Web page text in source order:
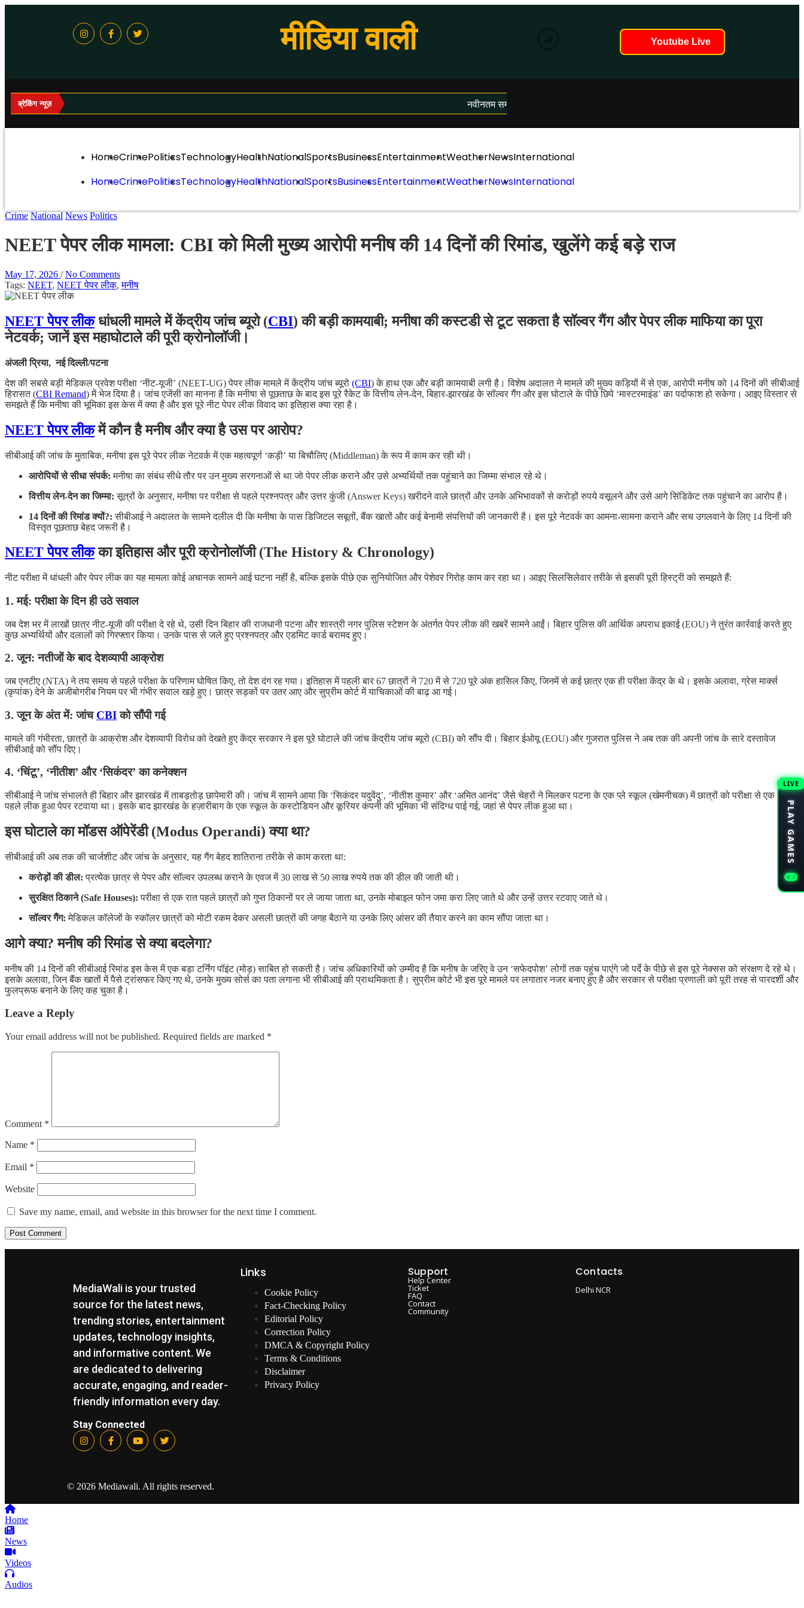
मीडिया वाली 🌙 Youtube Live
ब्रेकिंग न्यूज़ नवीनतम समाचार लोड हो रहे हैं...
HomeCrimePoliticsTechnologyHealthNationalSportsBusinessEntertainmentWeatherNewsInternational
HomeCrimePoliticsTechnologyHealthNationalSportsBusinessEntertainmentWeatherNewsInternational
Crime National News Politics
NEET पेपर लीक मामला: CBI को मिली मुख्य आरोपी मनीष की 14 दिनों की रिमांड, खुलेंगे कई बड़े राज
May 17, 2026 / No Comments
Tags: NEET, NEET पेपर लीक,मनीष
NEET पेपर लीकधांधली मामले में केंद्रीय जांच ब्यूरो (CBI) की बड़ी कामयाबी; मनीषा की कस्टडी से टूट सकता है सॉल्वर गैंग और पेपर लीक माफिया का पूरा
नेटवर्क; जानें इस महाघोटाले की पूरी क्रोनोलॉजी।
अंजली प्रिया, नई दिल्ली/पटना
देश की सबसे बड़ी मेडिकल प्रवेश परीक्षा ‘नीट-यूजी’ (NEET-UG) पेपर लीक मामले में केंद्रीय जांच ब्यूरो (CBI) के हाथ एक और बड़ी कामयाबी लगी है। विशेष अदालत ने मामले की मुख्य कड़ियों में से एक, आरोपी मनीष को 14 दिनों की सीबीआई
हिरासत (CBI Remand) में भेज दिया है। जांच एजेंसी का मानना है कि मनीषा से पूछताछ के बाद इस पूरे रैकेट के वित्तीय लेन-देन, बिहार-झारखंड के सॉल्वर गैंग और इस घोटाले के पीछे छिपे ‘मास्टरमाइंड’ का पर्दाफाश हो सकेगा। आइए विस्तार से
समझते हैं कि मनीषा की भूमिका इस केस में क्या है और इस पूरे नीट पेपर लीक विवाद का इतिहास क्या रहा है।
NEET पेपर लीकमें कौन है मनीष और क्या है उस पर आरोप?
सीबीआई की जांच के मुताबिक, मनीषा इस पूरे पेपर लीक नेटवर्क में एक महत्वपूर्ण ‘कड़ी’ या बिचौलिए (Middleman) के रूप में काम कर रही थी।
आरोपियों से सीधा संपर्क: मनीषा का संबंध सीधे तौर पर उन मुख्य सरगनाओं से था जो पेपर लीक कराने और उसे अभ्यर्थियों तक पहुंचाने का जिम्मा संभाल रहे थे।
वित्तीय लेन-देन का जिम्मा: सूत्रों के अनुसार, मनीषा पर परीक्षा से पहले प्रश्नपत्र और उत्तर कुंजी (Answer Keys) खरीदने वाले छात्रों और उनके अभिभावकों से करोड़ों रुपये वसूलने और उसे आगे सिंडिकेट तक पहुंचाने का आरोप है।
14 दिनों की रिमांड क्यों?: सीबीआई ने अदालत के सामने दलील दी कि मनीषा के पास डिजिटल सबूतों, बैंक खातों और कई बेनामी संपत्तियों की जानकारी है। इस पूरे नेटवर्क का आमना-सामना कराने और सच उगलवाने के लिए 14 दिनों की
विस्तृत पूछताछ बेहद जरूरी है।
NEET पेपर लीकका इतिहास और पूरी क्रोनोलॉजी (The History & Chronology)
नीट परीक्षा में धांधली और पेपर लीक का यह मामला कोई अचानक सामने आई घटना नहीं है, बल्कि इसके पीछे एक सुनियोजित और पेशेवर गिरोह काम कर रहा था। आइए सिलसिलेवार तरीके से इसकी पूरी हिस्ट्री को समझते हैं:
1. मई: परीक्षा के दिन ही उठे सवाल
जब देश भर में लाखों छात्र नीट-यूजी की परीक्षा दे रहे थे, उसी दिन बिहार की राजधानी पटना और शास्त्री नगर पुलिस स्टेशन के अंतर्गत पेपर लीक की खबरें सामने आईं। बिहार पुलिस की आर्थिक अपराध इकाई (EOU) ने तुरंत कार्रवाई करते हुए
कुछ अभ्यर्थियों और दलालों को गिरफ्तार किया। उनके पास से जले हुए प्रश्नपत्र और एडमिट कार्ड बरामद हुए।
2. जून: नतीजों के बाद देशव्यापी आक्रोश
जब एनटीए (NTA) ने तय समय से पहले परीक्षा के परिणाम घोषित किए, तो देश दंग रह गया। इतिहास में पहली बार 67 छात्रों ने 720 में से 720 पूरे अंक हासिल किए, जिनमें से कई छात्र एक ही परीक्षा केंद्र के थे। इसके अलावा, ग्रेस मार्क्स
(कृपांक) देने के अजीबोगरीब नियम पर भी गंभीर सवाल खड़े हुए। छात्र सड़कों पर उतर आए और सुप्रीम कोर्ट में याचिकाओं की बाढ़ आ गई।
3. जून के अंत में: जांच CBIको सौंपी गई
मामले की गंभीरता, छात्रों के आक्रोश और देशव्यापी विरोध को देखते हुए केंद्र सरकार ने इस पूरे घोटाले की जांच केंद्रीय जांच ब्यूरो (CBI) को सौंप दी। बिहार ईओयू (EOU) और गुजरात पुलिस ने अब तक की अपनी जांच के सारे दस्तावेज
सीबीआई को सौंप दिए।
4. ‘चिंटू’, ‘नीतीश’ और ‘सिकंदर’ का कनेक्शन
सीबीआई ने जांच संभालते ही बिहार और झारखंड में ताबड़तोड़ छापेमारी की। जांच में सामने आया कि ‘सिकंदर यदुवेंदु’, ‘नीतीश कुमार’ और ‘अमित आनंद’ जैसे चेहरों ने मिलकर पटना के एक प्ले स्कूल (खेमनीचक) में छात्रों को परीक्षा से एक रात
पहले लीक हुआ पेपर रटवाया था। इसके बाद झारखंड के हज़ारीबाग के एक स्कूल के कस्टोडियन और कूरियर कंपनी की भूमिका भी संदिग्ध पाई गई, जहां से पेपर लीक हुआ था।
इस घोटाले का मॉडस ऑपेरेंडी (Modus Operandi) क्या था?
सीबीआई की अब तक की चार्जशीट और जांच के अनुसार, यह गैंग बेहद शातिराना तरीके से काम करता था:
करोड़ों की डील: प्रत्येक छात्र से पेपर और सॉल्वर उपलब्ध कराने के एवज में 30 लाख से 50 लाख रुपये तक की डील की जाती थी।
सुरक्षित ठिकाने (Safe Houses): परीक्षा से एक रात पहले छात्रों को गुप्त ठिकानों पर ले जाया जाता था, उनके मोबाइल फोन जमा करा लिए जाते थे और उन्हें उत्तर रटवाए जाते थे।
सॉल्वर गैंग: मेडिकल कॉलेजों के स्कॉलर छात्रों को मोटी रकम देकर असली छात्रों की जगह बैठाने या उनके लिए आंसर की तैयार करने का काम सौंपा जाता था।
आगे क्या? मनीष की रिमांड से क्या बदलेगा?
मनीष की 14 दिनों की सीबीआई रिमांड इस केस में एक बड़ा टर्निंग पॉइंट (मोड़) साबित हो सकती है। जांच अधिकारियों को उम्मीद है कि मनीष के जरिए वे उन ‘सफेदपोश’ लोगों तक पहुंच पाएंगे जो पर्दे के पीछे से इस पूरे नेक्सस को संरक्षण दे रहे थे।
इसके अलावा, जिन बैंक खातों में पैसे ट्रांसफर किए गए थे, उनके मुख्य सोर्स का पता लगाना भी सीबीआई की प्राथमिकता है। सुप्रीम कोर्ट भी इस पूरे मामले पर लगातार नजर बनाए हुए है और सरकार से परीक्षा प्रणाली को पूरी तरह से पारदर्शी और
फुलप्रूफ बनाने के लिए कह चुका है।
Leave a Reply
Your email address will not be published. Required fields are marked *
Comment *
Name *
Email *
Website
Save my name, email, and website in this browser for the next time I comment.
MediaWali is your trusted
source for the latest news,
trending stories, entertainment
updates, technology insights,
and informative content. We
are dedicated to delivering
accurate, engaging, and reader-
friendly information every day.
Stay Connected
Links
Cookie Policy
Fact-Checking Policy
Editorial Policy
Correction Policy
DMCA & Copyright Policy
Terms & Conditions
Disclaimer
Privacy Policy
Support
Help Center
Ticket
FAQ
Contact
Community
Contacts
Delhi NCR
LIVE
PLAY GAMES
© 2026 Mediawali. All rights reserved.
Home
News
Videos
Audios